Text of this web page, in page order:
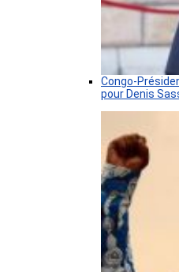
Congo-
pour Denis